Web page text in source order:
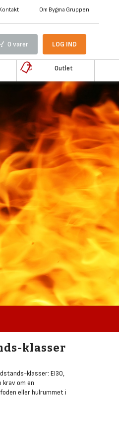
Om Bygma Gruppen
0 varer LOG IND
Outlet
klasser
klasser: EI30,
krav om en
eller hulrummet i